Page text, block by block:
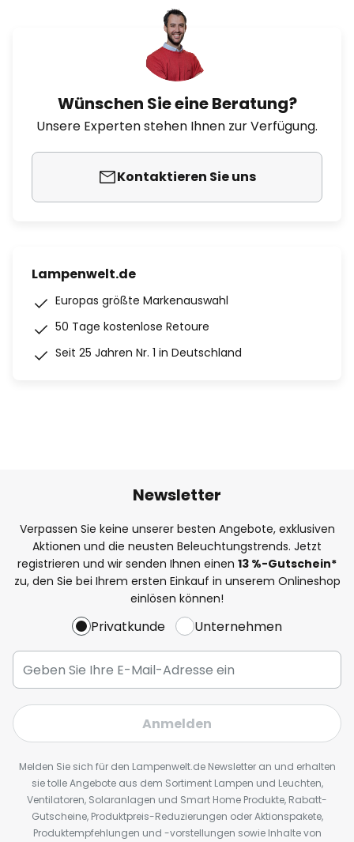
Wünschen Sie eine Beratung?
Unsere Experten stehen Ihnen zur Verfügung.
Kontaktieren Sie uns
Lampenwelt.de
Europas größte Markenauswahl
50 Tage kostenlose Retoure
Seit 25 Jahren Nr. 1 in Deutschland
Newsletter
Verpassen Sie keine unserer besten Angebote, exklusiven
Aktionen und die neusten Beleuchtungstrends. Jetzt
registrieren und wir senden Ihnen einen 13 %-Gutschein*
zu, den Sie bei Ihrem ersten Einkauf in unserem Onlineshop
einlösen können!
Privatkunde Unternehmen
Anmelden
Melden Sie sich für den Lampenwelt.de Newsletter an und erhalten
sie tolle Angebote aus dem Sortiment Lampen und Leuchten,
Ventilatoren, Solaranlagen und Smart Home Produkte, Rabatt-
Gutscheine, Produktpreis-Reduzierungen oder Aktionspakete,
Produktempfehlungen und -vorstellungen sowie Inhalte von